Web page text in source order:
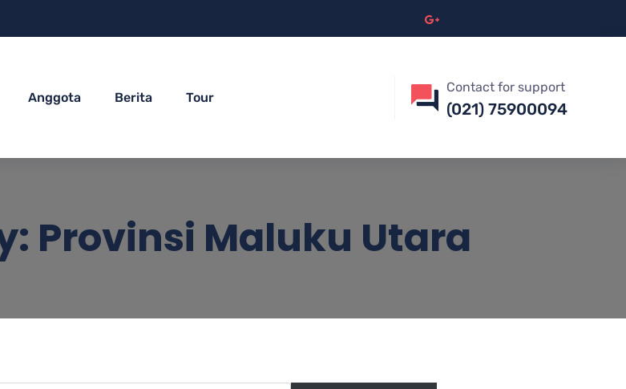
Anggota Berita Tour
Contact for support
(021) 75900094
Provinsi Maluku Utara